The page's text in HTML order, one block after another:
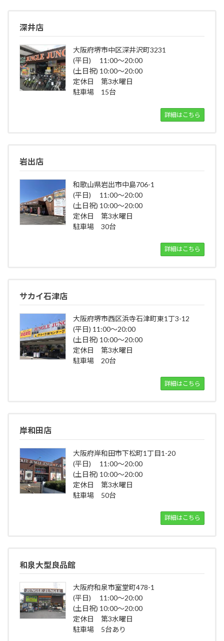
深井店
大阪府堺市中区深井沢町3231
(平日) 11:00～20:00
(土日祝) 10:00～20:00
定休日 第3水曜日
駐車場 15台
詳細はこちら
岩出店
和歌山県岩出市中島706-1
(平日) 11:00～20:00
(土日祝) 10:00～20:00
定休日 第3水曜日
駐車場 30台
詳細はこちら
サカイ石津店
大阪府堺市西区浜寺石津町東1丁3-12
(平日) 11:00～20:00
(土日祝) 10:00～20:00
定休日 第3水曜日
駐車場 20台
詳細はこちら
岸和田店
大阪府岸和田市下松町1丁目1-20
(平日) 11:00～20:00
(土日祝) 10:00～20:00
定休日 第3水曜日
駐車場 50台
詳細はこちら
和泉大型良品館
大阪府和泉市室堂町478-1
(平日) 11:00～20:00
(土日祝) 10:00～20:00
定休日 第3水曜日
駐車場 5台あり